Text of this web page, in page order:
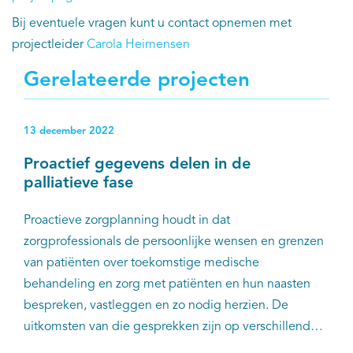
Bij eventuele vragen kunt u contact opnemen met
projectleiderCarola Heimensen
Gerelateerde projecten
13 december 2022
Proactief gegevens delen in de
palliatieve fase
Proactieve zorgplanning houdt in dat
zorgprofessionals de persoonlijke wensen en grenzen
van patiënten over toekomstige medische
behandeling en zorg met patiënten en hun naasten
bespreken, vastleggen en zo nodig herzien. De
uitkomsten van die gesprekken zijn op verschillende